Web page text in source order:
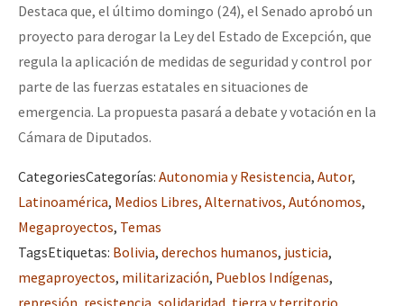
Destaca que, el último domingo (24), el Senado aprobó un
proyecto para derogar la Ley del Estado de Excepción, que
regula la aplicación de medidas de seguridad y control por
parte de las fuerzas estatales en situaciones de
emergencia. La propuesta pasará a debate y votación en la
Cámara de Diputados.
CategoriesCategorías: Autonomia y Resistencia, Autor,
Latinoamérica, Medios Libres, Alternativos, Autónomos,
Megaproyectos, Temas
TagsEtiquetas: Bolivia, derechos humanos, justicia,
megaproyectos, militarización, Pueblos Indígenas,
represión resistencia solidaridad tierra y territorio